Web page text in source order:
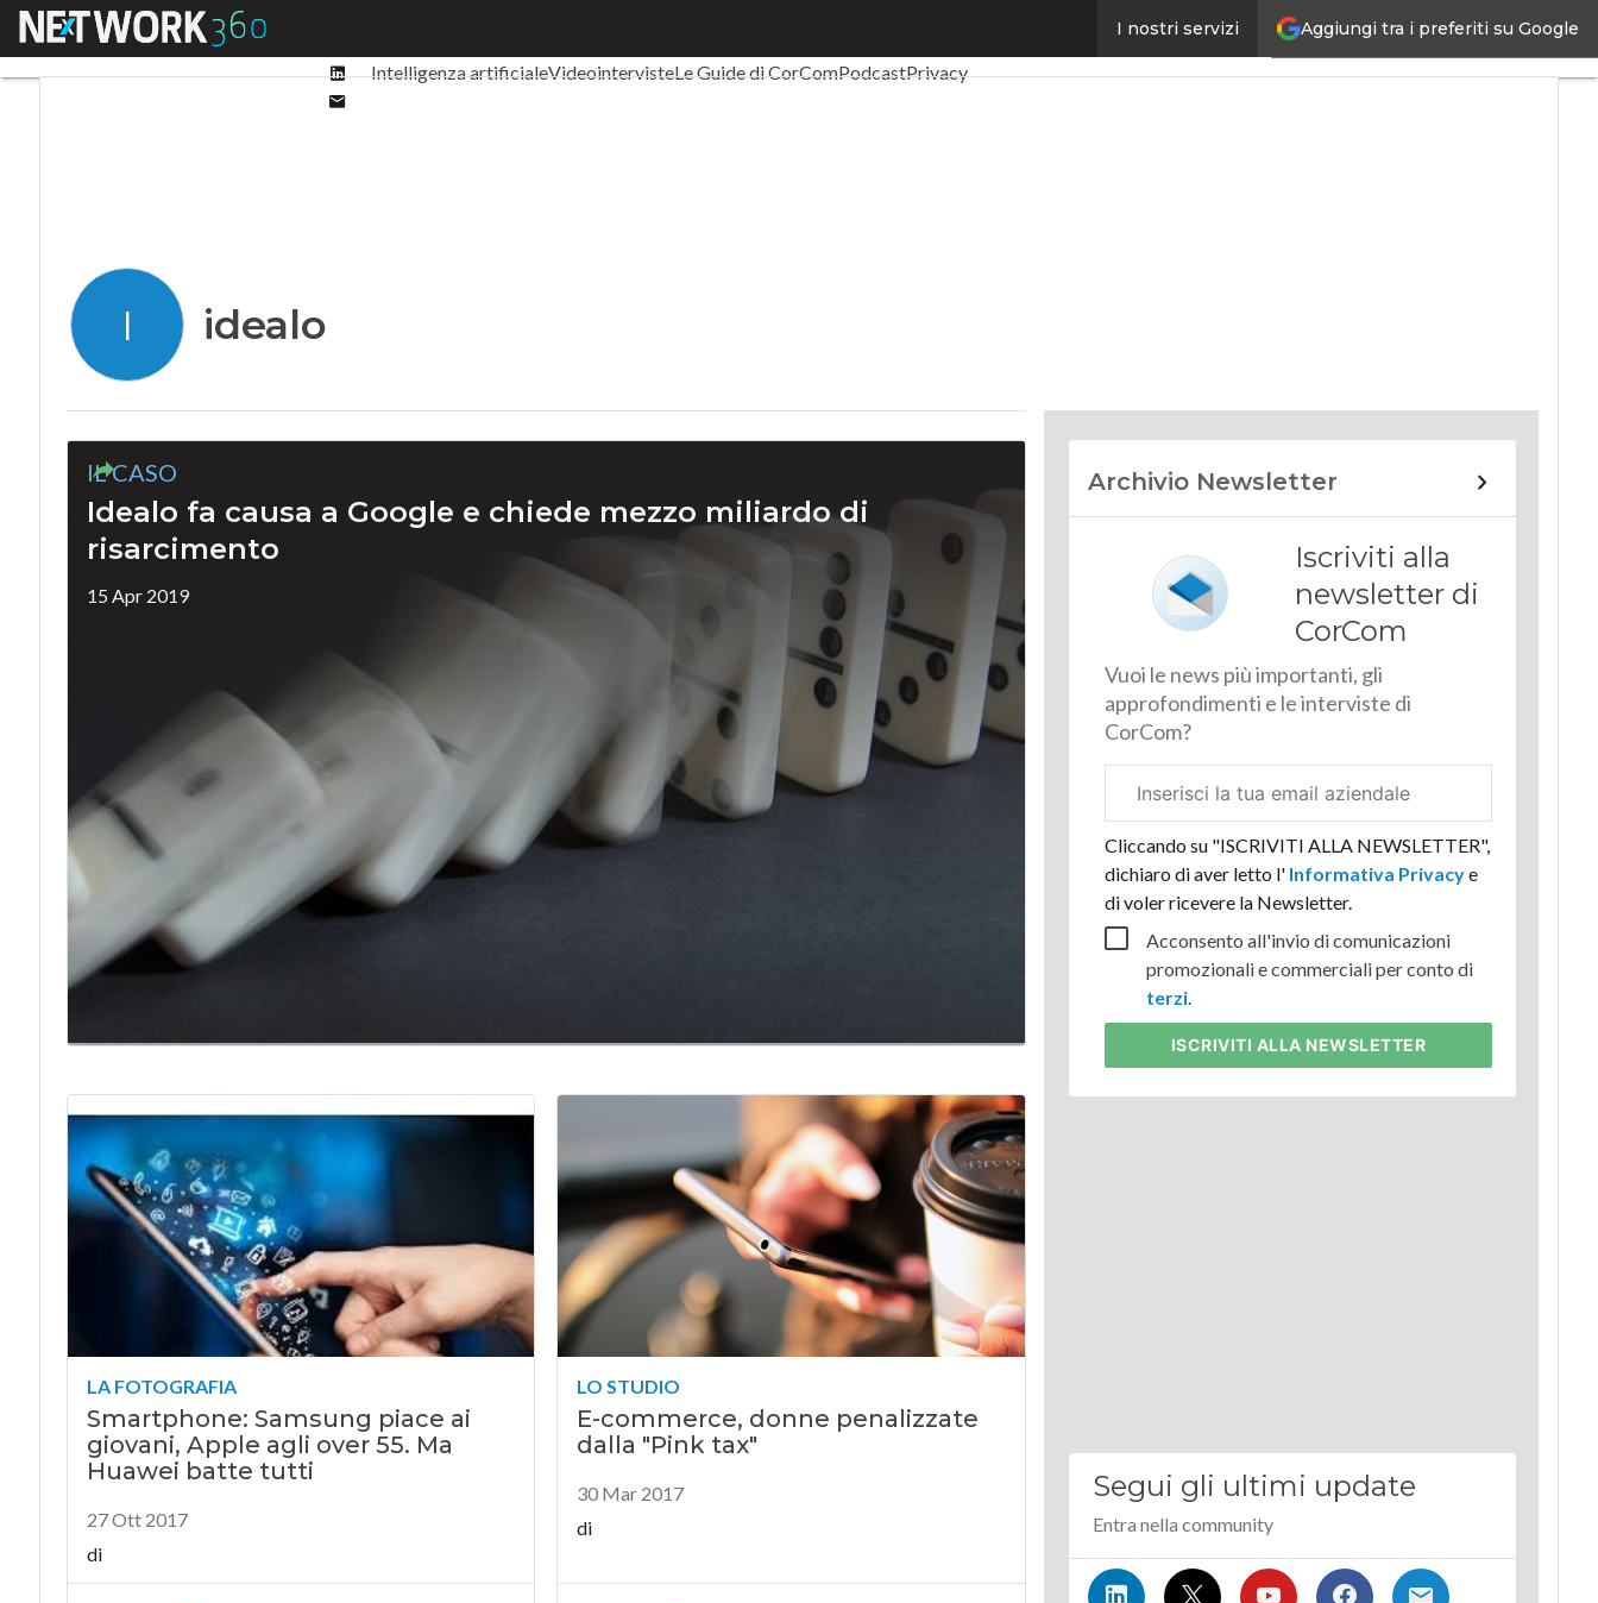
Aggiungi tra i preferiti su Google
I nostri servizi
Menu
Linkedin
Intelligenza artificialeVideointervisteLe Guide di CorComPodcastPrivacy
I idealo
IL CASO
Idealo fa causa a Google e chiede mezzo miliardo di
risarcimento
15 Apr 2019
LA FOTOGRAFIA
Smartphone: Samsung piace ai
giovani, Apple agli over 55. Ma
Huawei batte tutti
27 Ott 2017
di
LO STUDIO
E-commerce, donne penalizzate
dalla "Pink tax"
30 Mar 2017
di
Archivio Newsletter
Iscriviti alla
newsletter di
CorCom
Vuoi le news più importanti, gli
approfondimenti e le interviste di
CorCom?
aziendale
Cliccando su "ISCRIVITI ALLA NEWSLETTER",
dichiaro di aver letto l'Informativa Privacye
di voler ricevere la Newsletter.
Acconsento all'invio di comunicazioni
promozionali e commerciali per conto di
terzi.
ISCRIVITI ALLA NEWSLETTER
Segui gli ultimi update
Entra nella community